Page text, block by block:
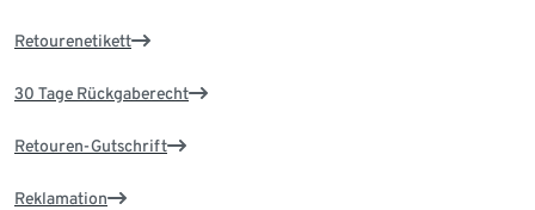
Retourenetikett
30 Tage Rückgaberecht
Retouren-Gutschrift
Reklamation